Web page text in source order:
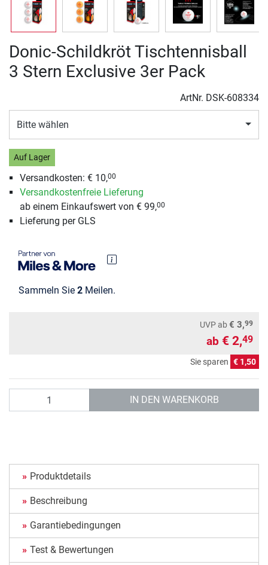
Donic-Schildkröt Tischtennisball
3 Stern Exclusive 3er Pack
ArtNr. DSK-608334
Bitte wählen
Auf Lager
Versandkosten: € 10,00
Versandkostenfreie Lieferung
ab einem Einkaufswert von € 99,00
Lieferung per GLS
Sammeln Sie 2 Meilen.
UVPab € 3,99
ab € 2,49
Sie sparen € 1,50
IN DEN WARENKORB
Produktdetails
Beschreibung
Garantiebedingungen
Test & Bewertungen